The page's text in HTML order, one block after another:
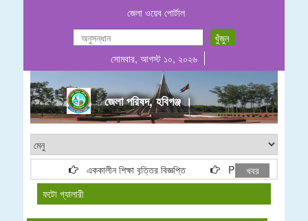
জেলা ওয়েব পোর্টাল
সোমবার, আগস্ট ১০, ২০২৬
জেলা পরিষদ, হবিগঞ্জ ।
এককালীন শিক্ষা বৃত্তির বিজ্ঞপ্তি Project list ADP &
খবর
ফটো গ্যালারী